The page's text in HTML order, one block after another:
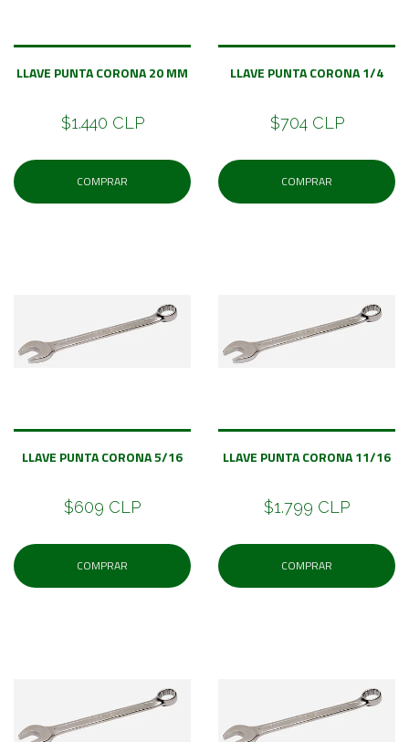
LLAVE PUNTA CORONA 20 MM
$1.440 CLP
COMPRAR
LLAVE PUNTA CORONA 1/4
$704 CLP
COMPRAR
LLAVE PUNTA CORONA 5/16
$609 CLP
COMPRAR
LLAVE PUNTA CORONA 11/16
$1.799 CLP
COMPRAR